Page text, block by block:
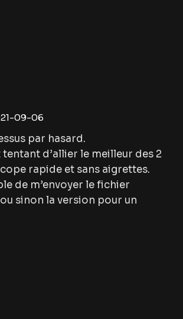
09-06
par hasard.
tentant d’allier le meilleur des 2
rapide et sans aigrettes.
de m’envoyer le fichier
sinon la version pour un